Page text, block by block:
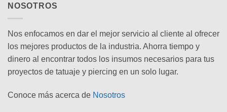
NOSOTROS
Nos enfocamos en dar el mejor servicio al cliente al ofrecer
los mejores productos de la industria. Ahorra tiempo y
dinero al encontrar todos los insumos necesarios para tus
proyectos de tatuaje y piercing en un solo lugar.
Conoce más acerca de Nosotros